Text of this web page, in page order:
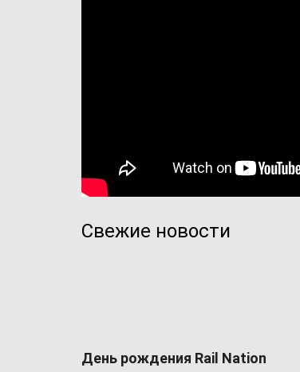
Свежие новости
День рождения Rail Nation